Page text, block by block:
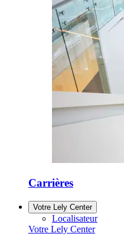
Carrières
Votre Lely Center
Localisateur
Votre Lely Center